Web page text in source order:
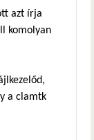
azt írja
komolyan
a clamtk